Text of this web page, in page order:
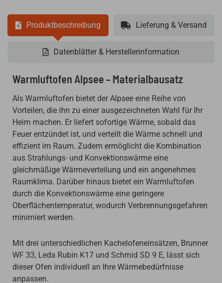
Produktbeschreibung Lieferung & Versand
Datenblätter & Herstellerinformation
Warmluftofen Alpsee – Materialbausatz
Als Warmluftofen bietet der Alpsee eine Reihe von
Vorteilen, die ihn zu einer ausgezeichneten Wahl für Ihr
Heim machen. Er liefert sofortige Wärme, sobald das
Feuer entzündet ist, und verteilt die Wärme schnell und
effizient im Raum. Zudem ermöglicht die Kombination
aus Strahlungs- und Konvektionswärme eine
gleichmäßige Wärmeverteilung und ein angenehmes
Raumklima. Darüber hinaus bietet ein Warmluftofen
durch die Konvektionswärme eine geringere
Oberflächentemperatur, wodurch Verbrennungsgefahren
minimiert werden.
Mit drei unterschiedlichen Kachelofeneinsätzen, Brunner
WF 33, Leda Rubin K17 und Schmid SD 9 E, lässt sich
dieser Ofen individuell an Ihre Wärmebedürfnisse
anpassen.